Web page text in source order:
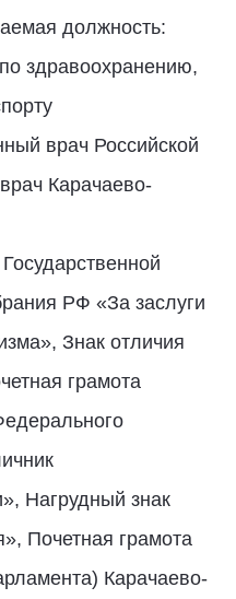
должность:
здравоохранению,
врач Российской
Карачаево-
РФ «За заслуги
Знак отличия
грамота
Нагрудный знак
Почетная грамота
Карачаево-